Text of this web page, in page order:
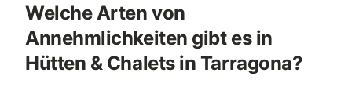
Welche Arten von
Annehmlichkeiten gibt es in
Hütten & Chalets in Tarragona?